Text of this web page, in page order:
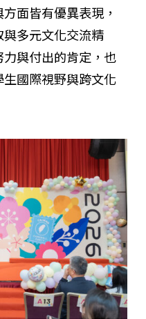
面皆有優異表現，
多元文化交流精
與付出的肯定，也
國際視野與跨文化